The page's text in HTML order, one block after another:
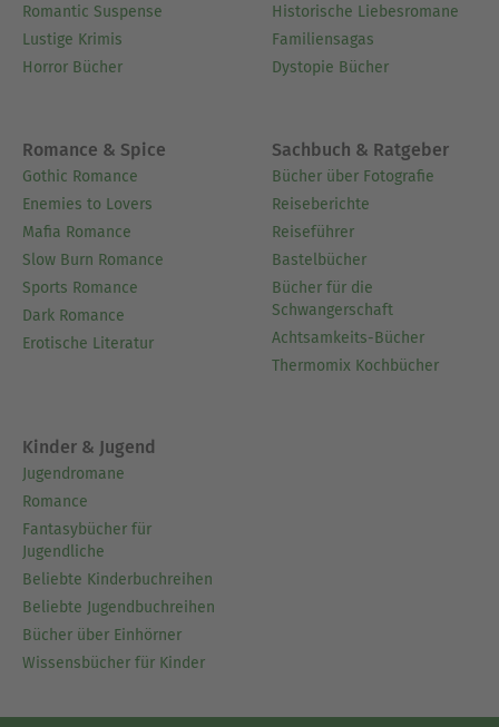
Romantic Suspense
Lustige Krimis
Horror Bücher
Historische Liebesromane
Familiensagas
Dystopie Bücher
Romance & Spice
Gothic Romance
Enemies to Lovers
Mafia Romance
Slow Burn Romance
Sports Romance
Dark Romance
Erotische Literatur
Sachbuch & Ratgeber
Bücher über Fotografie
Reiseberichte
Reiseführer
Bastelbücher
Bücher für die
Schwangerschaft
Achtsamkeits-Bücher
Thermomix Kochbücher
Kinder & Jugend
Jugendromane
Romance
Fantasybücher für
Jugendliche
Beliebte Kinderbuchreihen
Beliebte Jugendbuchreihen
Bücher über Einhörner
Wissensbücher für Kinder